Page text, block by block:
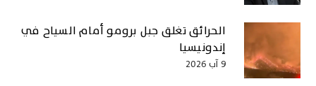
الحرائق تغلق جبل برومو أمام السياح في
إندونيسيا
9 آب 2026